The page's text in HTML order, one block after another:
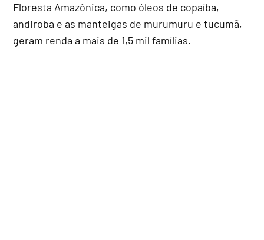
Floresta Amazônica, como óleos de copaíba,
andiroba e as manteigas de murumuru e tucumã,
geram renda a mais de 1,5 mil famílias.